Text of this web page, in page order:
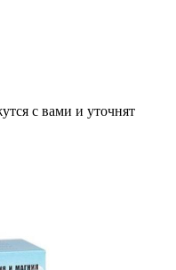
с вами и уточнят